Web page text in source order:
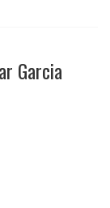
Garcia